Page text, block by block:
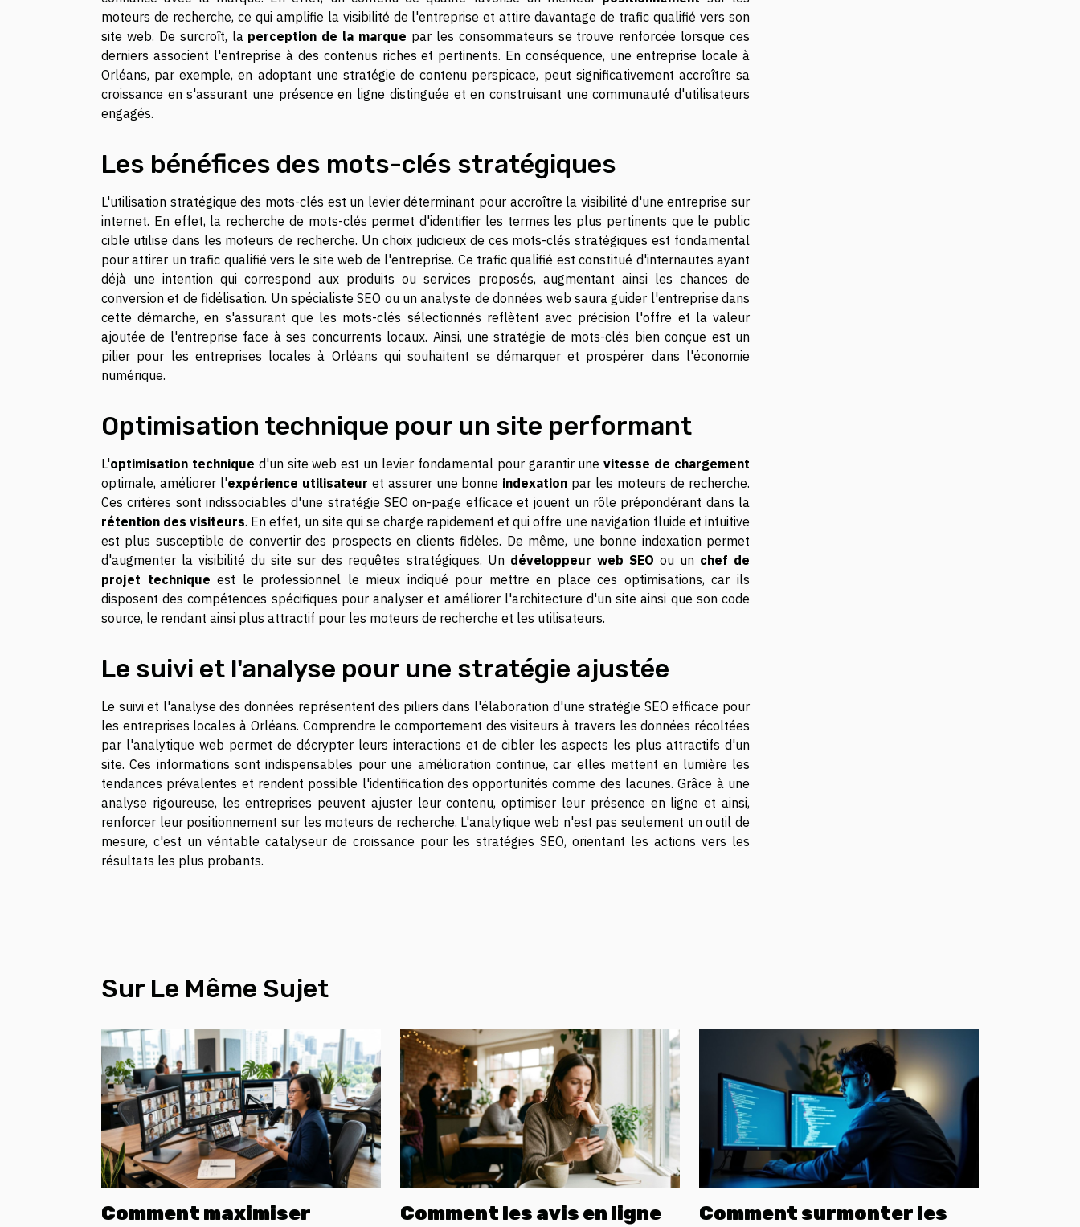
moteurs de recherche, ce qui amplifie la visibilité de l'entreprise et attire davantage de trafic qualifié vers son
site web. De surcroît, la perception de la marque par les consommateurs se trouve renforcée lorsque ces
derniers associent l'entreprise à des contenus riches et pertinents. En conséquence, une entreprise locale à
Orléans, par exemple, en adoptant une stratégie de contenu perspicace, peut significativement accroître sa
croissance en s'assurant une présence en ligne distinguée et en construisant une communauté d'utilisateurs
engagés.
Les bénéfices des mots-clés stratégiques
L'utilisation stratégique des mots-clés est un levier déterminant pour accroître la visibilité d'une entreprise sur
internet. En effet, la recherche de mots-clés permet d'identifier les termes les plus pertinents que le public
cible utilise dans les moteurs de recherche. Un choix judicieux de ces mots-clés stratégiques est fondamental
pour attirer un trafic qualifié vers le site web de l'entreprise. Ce trafic qualifié est constitué d'internautes ayant
déjà une intention qui correspond aux produits ou services proposés, augmentant ainsi les chances de
conversion et de fidélisation. Un spécialiste SEO ou un analyste de données web saura guider l'entreprise dans
cette démarche, en s'assurant que les mots-clés sélectionnés reflètent avec précision l'offre et la valeur
ajoutée de l'entreprise face à ses concurrents locaux. Ainsi, une stratégie de mots-clés bien conçue est un
pilier pour les entreprises locales à Orléans qui souhaitent se démarquer et prospérer dans l'économie
numérique.
Optimisation technique pour un site performant
L'optimisation technique d'un site web est un levier fondamental pour garantir unevitesse de chargement
optimale, améliorer l'expérience utilisateur et assurer une bonne indexation par les moteurs de recherche.
Ces critères sont indissociables d'une stratégie SEO on-page efficace et jouent un rôle prépondérant dans la
rétention des visiteurs. En effet, un site qui se charge rapidement et qui offre une navigation fluide et intuitive
est plus susceptible de convertir des prospects en clients fidèles. De même, une bonne indexation permet
d'augmenter la visibilité du site sur des requêtes stratégiques. Un développeur web SEO ou un chef de
projet technique est le professionnel le mieux indiqué pour mettre en place ces optimisations, car ils
disposent des compétences spécifiques pour analyser et améliorer l'architecture d'un site ainsi que son code
source, le rendant ainsi plus attractif pour les moteurs de recherche et les utilisateurs.
Le suivi et l'analyse pour une stratégie ajustée
Le suivi et l'analyse des données représentent des piliers dans l'élaboration d'une stratégie SEO efficace pour
les entreprises locales à Orléans. Comprendre le comportement des visiteurs à travers les données récoltées
par l'analytique web permet de décrypter leurs interactions et de cibler les aspects les plus attractifs d'un
site. Ces informations sont indispensables pour une amélioration continue, car elles mettent en lumière les
tendances prévalentes et rendent possible l'identification des opportunités comme des lacunes. Grâce à une
analyse rigoureuse, les entreprises peuvent ajuster leur contenu, optimiser leur présence en ligne et ainsi,
renforcer leur positionnement sur les moteurs de recherche. L'analytique web n'est pas seulement un outil de
mesure, c'est un véritable catalyseur de croissance pour les stratégies SEO, orientant les actions vers les
résultats les plus probants.
Sur Le Même Sujet
Comment maximiser
Comment les avis en ligne
Comment surmonter les